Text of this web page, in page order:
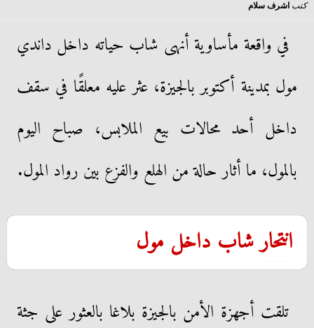
كتب اشرف سلام
في واقعة مأساوية أنهى شاب حياته داخل داندي
مول بمدينة أكتوبر بالجيزة، عثر عليه معلقًا في سقف
داخل أحد محالات بيع الملابس، صباح اليوم
بالمول، ما أثار حالة من الهلع والفزع بين رواد المول.
انتحارشاب داخل مول
تلقت أجهزة الأمن بالجيزة بلاغا بالعثور على جثة